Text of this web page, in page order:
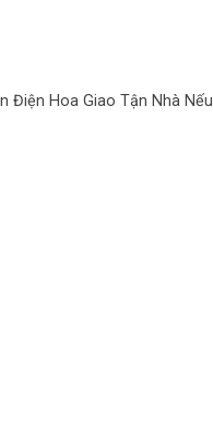
Điện Hoa Giao Tận Nhà Nếu